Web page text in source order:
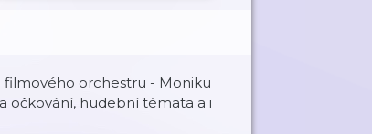
filmového orchestru - Moniku
očkování, hudební témata a i